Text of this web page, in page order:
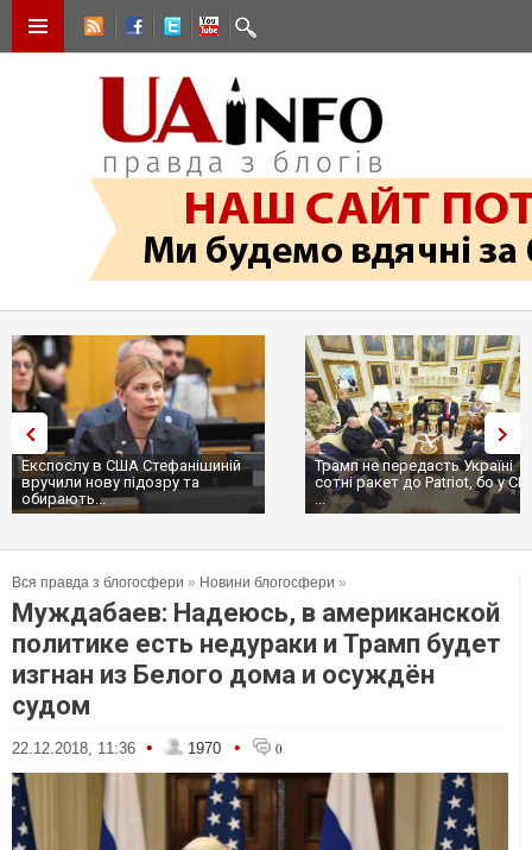
Експослу в США Стефанішиній
вручили нову підозру та
обирають...
Трамп не передасть Україні
сотні ракет до Patriot, бо у
...
Вся правда з блогосфери » Новини блогосфери »
Муждабаев: Надеюсь, в американской
политике есть недураки и Трамп будет
изгнан из Белого дома и осуждён
судом
22.12.2018, 11:36 • 1970 • 0